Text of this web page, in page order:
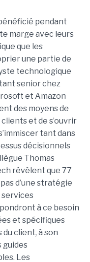
pendant
marge avec leurs
que les
une partie de
technologique
senior chez
et Amazon
des moyens de
et de s’ouvrir
tant dans
décisionnels
Thomas
révèlent que 77
d’une stratégie
services
à ce besoin
et spécifiques
du client, à son
guides
Les